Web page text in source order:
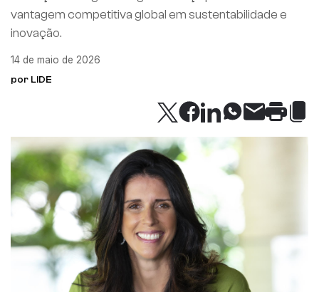
vantagem competitiva global em sustentabilidade e
inovação.
14 de maio de 2026
por LIDE